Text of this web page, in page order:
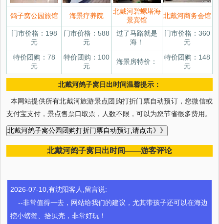
鸽子窝公园旅馆 海景疗养院
北戴河碧螺塔海
景宾馆
北戴河商务会馆
门市价格：198
元
门市价格：588
元
过了马路就是
海！
门市价格：360
元
特价团购：78
元
特价团购：100
元
海景房特价：
特价团购：148
元
北戴河鸽子窝日出时间温馨提示：
本网站提供所有北戴河旅游景点团购打折门票自动预订，您微信或
支付宝支付，景点售票口取票，人数不限，可以为您节省很多费用。
北戴河鸽子窝日出时间——游客评论
2026-07-10,有沈阳客人,留言说:
--非常值得一去，网站给我们的建议，尤其带孩子还可以在海边
挖小螃蟹、拾贝壳，非常好玩！